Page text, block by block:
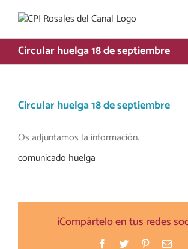
contenido
Circular huelga 18 de septiembre
Circular huelga 18 de septiembre
Os adjuntamos la información.
comunicado huelga
¡Compártelo en tus redes
Facebook
Twitter Pinterest